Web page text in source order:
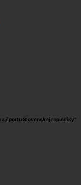
športu Slovenskej republiky“